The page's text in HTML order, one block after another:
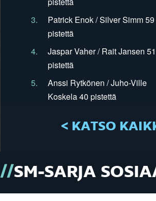
3.
Patrick Enok / Silver Simm 59
pistettä
4.
Jaspar Vaher / Rait Jansen 51
pistettä
5.
Anssi Rytkönen / Juho-Ville
Koskela 40 pistettä
< KATSO
SM-SARJA